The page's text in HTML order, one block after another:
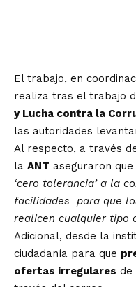
El trabajo, en
realiza tras el trabajo
y Lucha contra la
las autoridades
Al respecto, a través
la ANT aseguraron que
‘cero tolerancia’ a la
facilidades para que
realicen cualquier tipo
Adicional, desde la
ciudadanía para que
ofertas irregulares de